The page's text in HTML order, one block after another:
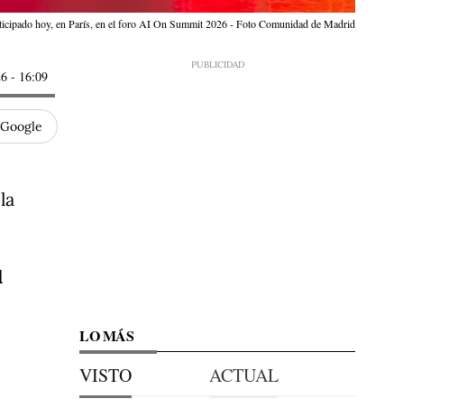
hoy, en París, en el foro AI On Summit 2026 - Foto Comunidad de Madrid
- 16:09
LO MÁS
VISTO ACTUAL